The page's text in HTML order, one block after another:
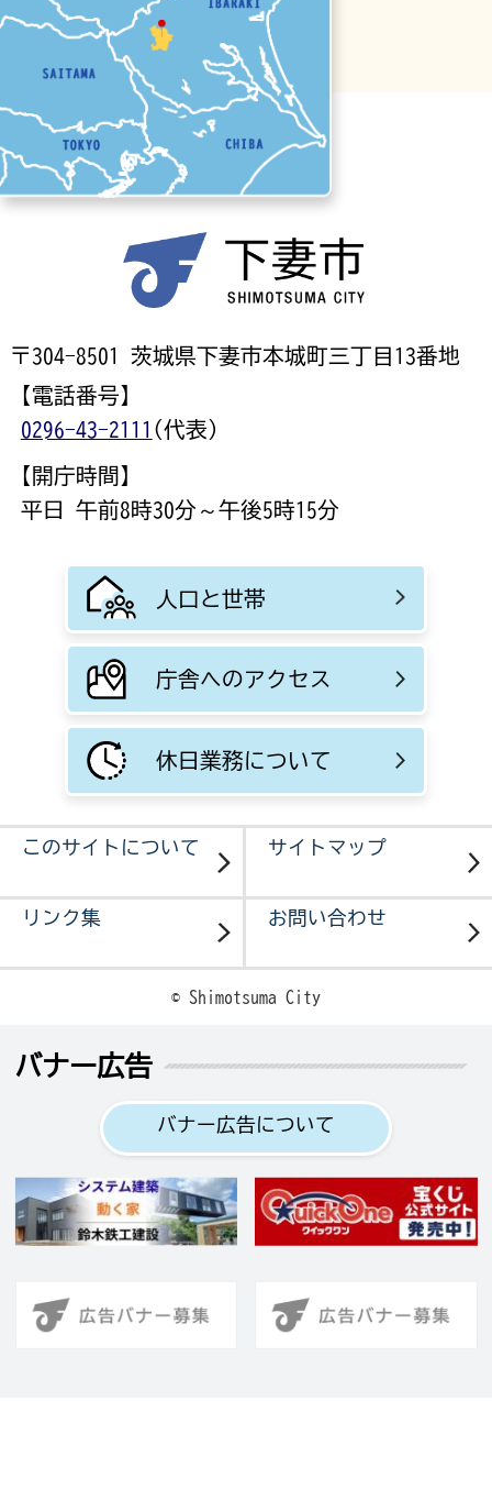
〒304-8501 茨城県下妻市本城町三丁目13番地
【電話番号】
0296-43-2111 (代表)
【開庁時間】
平日 午前8時30分～午後5時15分
人口と世帯
庁舎へのアクセス
休日業務について
このサイトについて サイトマップ
リンク集 お問い合わせ
© Shimotsuma City
バナー広告
バナー広告について